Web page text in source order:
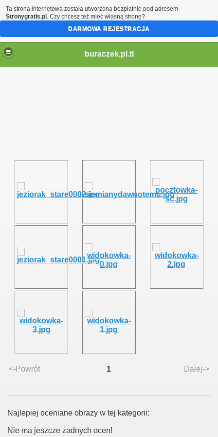
buraczek.pl.tl
<-Powrót 1 Dalej->
Najlepiej oceniane obrazy w tej kategorii:
Nie ma jeszcze żadnych ocen!
Ta strona internetowa została utworzona bezpłatnie pod adresem
Stronygratis.pl . Czy chcesz też mieć własną stronę?
DARMOWA REJESTRACJA